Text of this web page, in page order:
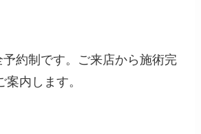
約制です。ご来店から施術完
内します。